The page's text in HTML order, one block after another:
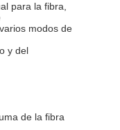
para la fibra,
modos de
y del
de la fibra